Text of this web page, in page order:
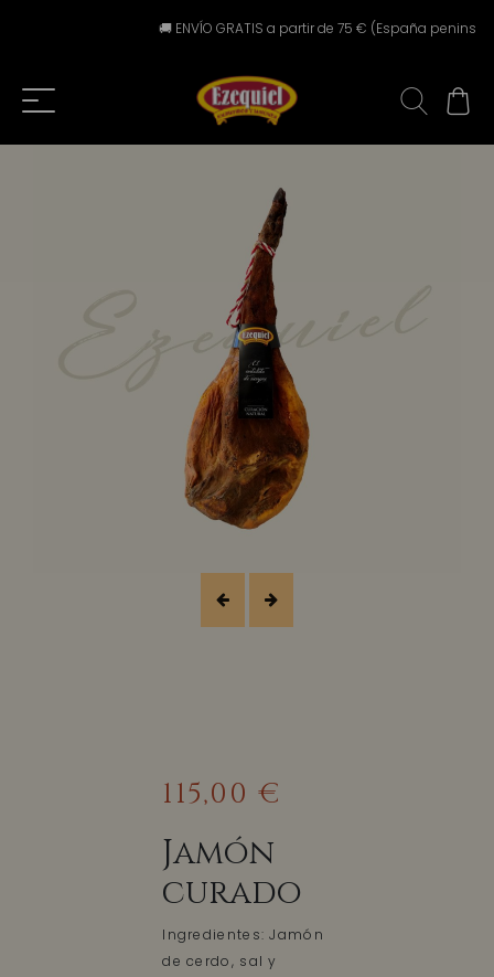
🚚 ENVÍO GRATIS a partir de 75 € (España
115,00 €
Jamón
curado
Ingredientes: Jamón
de cerdo, sal y